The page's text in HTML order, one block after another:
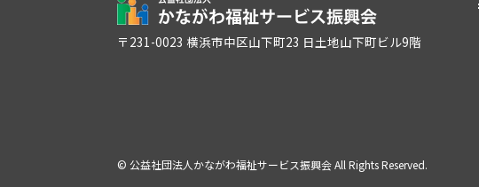
〒231-0023 横浜市中区山下町23 日土地山下町ビル9階
© 公益社団法人かながわ福祉サービス振興会All Rights Reserved.